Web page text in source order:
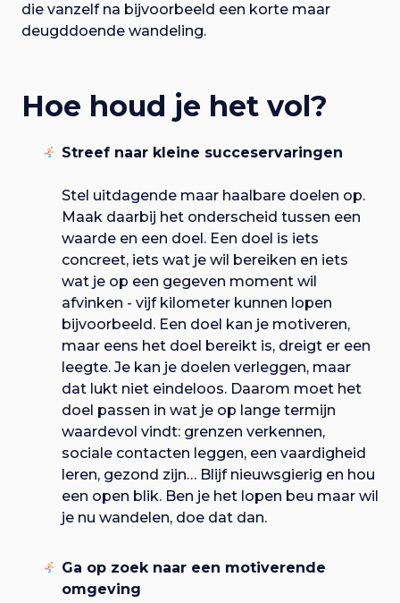
die vanzelf na bijvoorbeeld een korte maar
deugddoende wandeling.
Hoe houd je het vol?
Streef naar kleine succeservaringen
Stel uitdagende maar haalbare doelen op.
Maak daarbij het onderscheid tussen een
waarde en een doel. Een doel is iets
concreet, iets wat je wil bereiken en iets
wat je op een gegeven moment wil
afvinken - vijf kilometer kunnen lopen
bijvoorbeeld. Een doel kan je motiveren,
maar eens het doel bereikt is, dreigt er een
leegte. Je kan je doelen verleggen, maar
dat lukt niet eindeloos. Daarom moet het
doel passen in wat je op lange termijn
waardevol vindt: grenzen verkennen,
sociale contacten leggen, een vaardigheid
leren, gezond zijn… Blijf nieuwsgierig en hou
een open blik. Ben je het lopen beu maar wil
je nu wandelen, doe dat dan.
Ga op zoek naar een motiverende
omgeving